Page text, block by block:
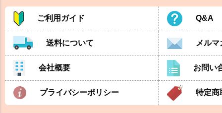
ご利用ガイド Q&A
送料について メル
会社概要 お問い
プライバシーポリシー 特定商